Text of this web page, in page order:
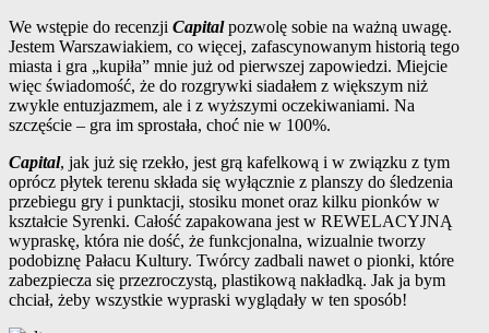
We wstępie do recenzji Capitalpozwolę sobie na ważną uwagę.
Jestem Warszawiakiem, co więcej, zafascynowanym historią tego
miasta i gra „kupiła” mnie już od pierwszej zapowiedzi. Miejcie
więc świadomość, że do rozgrywki siadałem z większym niż
zwykle entuzjazmem, ale i z wyższymi oczekiwaniami. Na
szczęście – gra im sprostała, choć nie w 100%.
Capital, jak już się rzekło, jest grą kafelkową i w związku z tym
oprócz płytek terenu składa się wyłącznie z planszy do śledzenia
przebiegu gry i punktacji, stosiku monet oraz kilku pionków w
kształcie Syrenki. Całość zapakowana jest w REWELACYJNĄ
wypraskę, która nie dość, że funkcjonalna, wizualnie tworzy
podobiznę Pałacu Kultury. Twórcy zadbali nawet o pionki, które
zabezpiecza się przezroczystą, plastikową nakładką. Jak ja bym
chciał, żeby wszystkie wypraski wyglądały w ten sposób!